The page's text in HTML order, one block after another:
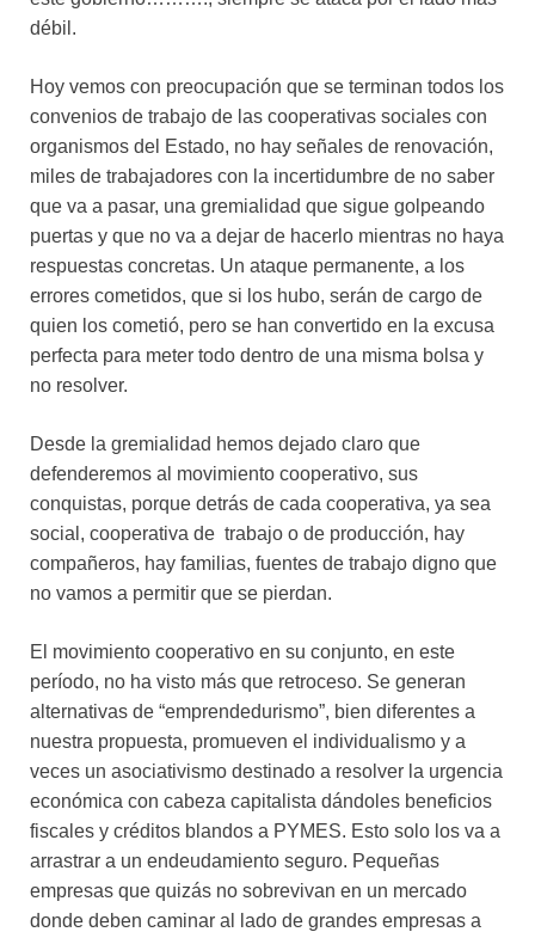
débil.
Hoy vemos con preocupación que se terminan todos los
convenios de trabajo de las cooperativas sociales con
organismos del Estado, no hay señales de renovación,
miles de trabajadores con la incertidumbre de no saber
que va a pasar, una gremialidad que sigue golpeando
puertas y que no va a dejar de hacerlo mientras no haya
respuestas concretas. Un ataque permanente, a los
errores cometidos, que si los hubo, serán de cargo de
quien los cometió, pero se han convertido en la excusa
perfecta para meter todo dentro de una misma bolsa y
no resolver.
Desde la gremialidad hemos dejado claro que
defenderemos al movimiento cooperativo, sus
conquistas, porque detrás de cada cooperativa, ya sea
social, cooperativa de trabajo o de producción, hay
compañeros, hay familias, fuentes de trabajo digno que
no vamos a permitir que se pierdan.
El movimiento cooperativo en su conjunto, en este
período, no ha visto más que retroceso. Se generan
alternativas de “emprendedurismo”, bien diferentes a
nuestra propuesta, promueven el individualismo y a
veces un asociativismo destinado a resolver la urgencia
económica con cabeza capitalista dándoles beneficios
fiscales y créditos blandos a PYMES. Esto solo los va a
arrastrar a un endeudamiento seguro. Pequeñas
empresas que quizás no sobrevivan en un mercado
donde deben caminar al lado de grandes empresas a